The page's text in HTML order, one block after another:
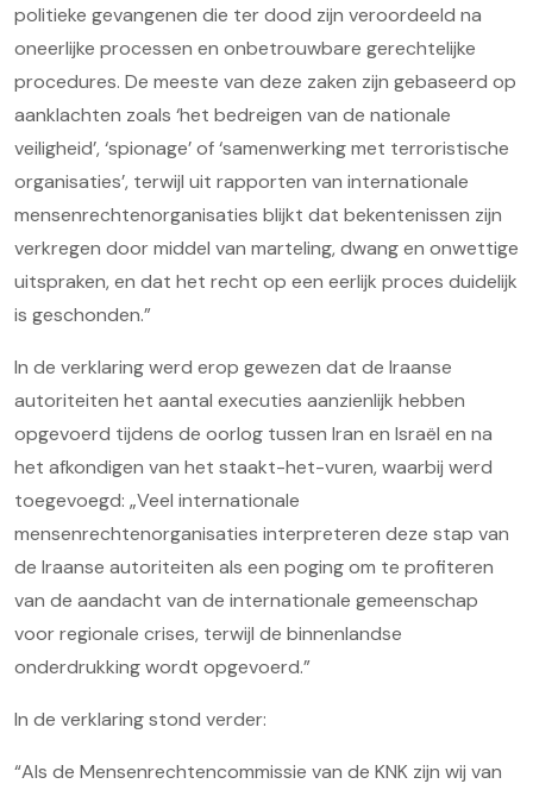
politieke gevangenen die ter dood zijn veroordeeld na
oneerlijke processen en onbetrouwbare gerechtelijke
procedures. De meeste van deze zaken zijn gebaseerd op
aanklachten zoals ‘het bedreigen van de nationale
veiligheid’, ‘spionage’ of ‘samenwerking met terroristische
organisaties’, terwijl uit rapporten van internationale
mensenrechtenorganisaties blijkt dat bekentenissen zijn
verkregen door middel van marteling, dwang en onwettige
uitspraken, en dat het recht op een eerlijk proces duidelijk
is geschonden.”
In de verklaring werd erop gewezen dat de Iraanse
autoriteiten het aantal executies aanzienlijk hebben
opgevoerd tijdens de oorlog tussen Iran en Israël en na
het afkondigen van het staakt-het-vuren, waarbij werd
toegevoegd: „Veel internationale
mensenrechtenorganisaties interpreteren deze stap van
de Iraanse autoriteiten als een poging om te profiteren
van de aandacht van de internationale gemeenschap
voor regionale crises, terwijl de binnenlandse
onderdrukking wordt opgevoerd.”
In de verklaring stond verder:
“Als de Mensenrechtencommissie van de KNK zijn wij van